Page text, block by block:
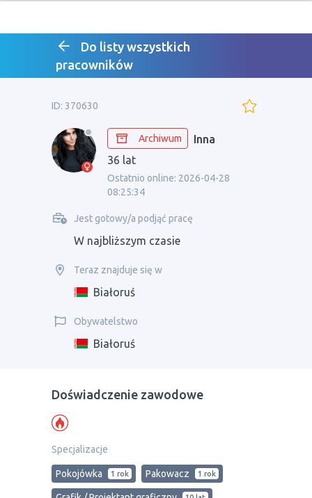
Do listy wszystkich
pracowników
ID: 370630
Archiwum
Inna
36 lat
Ostatnio online: 2026-04-28
08:25:34
Jest gotowy/a podjąć pracę
W najbliższym czasie
Teraz znajduje się w
Białoruś
Obywatelstwo
Białoruś
Doświadczenie zawodowe
Specjalizacje
Pokojówka 1 rok Pakowacz 1 rok